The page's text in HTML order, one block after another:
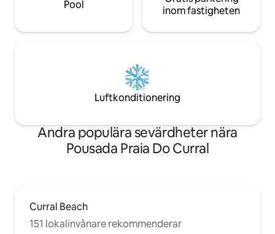
Pool
inom fastigheten
Luftkonditionering
Andra populära sevärdheter nära
Pousada Praia Do Curral
Curral Beach
151 lokalinvånare rekommenderar